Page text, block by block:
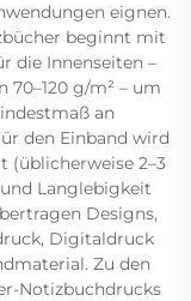
eignen.
beginnt mit
die Innenseiten –
g/m² – um
an
den Einband wird
(üblicherweise 2–3
Langlebigkeit
Designs,
Digitaldruck
Zu den
Notizbuchdrucks